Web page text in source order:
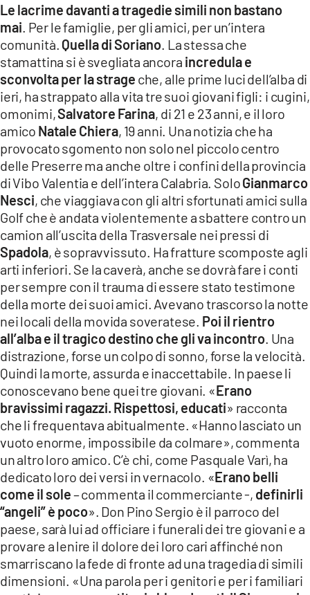
LACTV.IT
LACONAIR.IT
LACITYMAG.IT
ILREGGINO.IT
COSENZACHANNEL.IT
ILVIBONESE.IT
CATANZAROCHANNEL.IT
LACAPITALENEWS.IT
App
ANDROID
APPLE
Le lacrime davanti a tragedie simili non bastano
mai . Per le famiglie, per gli amici, per un’intera
comunità. Quella di Soriano . La stessa che
stamattina si è svegliata ancora incredula e
sconvolta per la strage che, alle prime luci dell’alba di
ieri, ha strappato alla vita tre suoi giovani figli: i cugini,
omonimi,Salvatore Farina, di 21 e 23 anni, e il loro
amico Natale Chiera, 19 anni. Una notizia che ha
provocato sgomento non solo nel piccolo centro
delle Preserre ma anche oltre i confini della provincia
di Vibo Valentia e dell’intera Calabria. SoloGianmarco
Nesci, che viaggiava con gli altri sfortunati amici sulla
Golf che è andata violentemente a sbattere contro un
camion all’uscita della Trasversale nei pressi di
Spadola, è sopravvissuto. Ha fratture scomposte agli
arti inferiori. Se la caverà, anche se dovrà fare i conti
per sempre con il trauma di essere stato testimone
della morte dei suoi amici. Avevano trascorso la notte
nei locali della movida soveratese. Poi il rientro
all’alba e il tragico destino che gli va incontro . Una
distrazione, forse un colpo di sonno, forse la velocità.
Quindi la morte, assurda e inaccettabile. In paese li
conoscevano bene quei tre giovani. «Erano
bravissimi ragazzi. Rispettosi, educati» racconta
che li frequentava abitualmente. «Hanno lasciato un
vuoto enorme, impossibile da colmare», commenta
un altro loro amico. C’è chi, come Pasquale Varì, ha
dedicato loro dei versi in vernacolo. «Erano belli
come il sole– commenta il commerciante -, definirli
“angeli” è poco». Don Pino Sergio è il parroco del
paese, sarà lui ad officiare i funerali dei tre giovani e a
provare a lenire il dolore dei loro cari affinché non
smarriscano la fede di fronte ad una tragedia di simili
dimensioni. «Una parola per i genitori e per i familiari